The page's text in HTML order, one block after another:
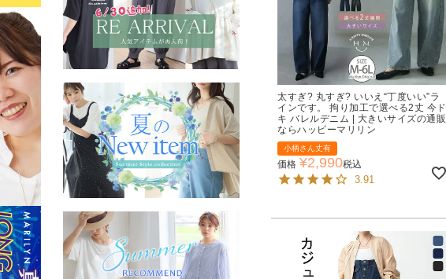
太すぎ? 丸すぎ? いいえ“丁度いい”ラ
インです。 拘り加工で選べる2丈 今ド
キ バレルデニム | 大きいサイズの通販
ならハッピーマリリン
小柄さん丈有
価格 ¥2,990税込
3.91